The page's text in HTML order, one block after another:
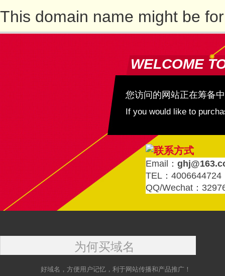
This domain name might be
WELCOME
您访问的网站正在筹备
If you would like to
Email：
TEL：4006644724
QQ/Wechat：
为何买域名
好域名，方便用户记忆，利于网站传播和产品推广！